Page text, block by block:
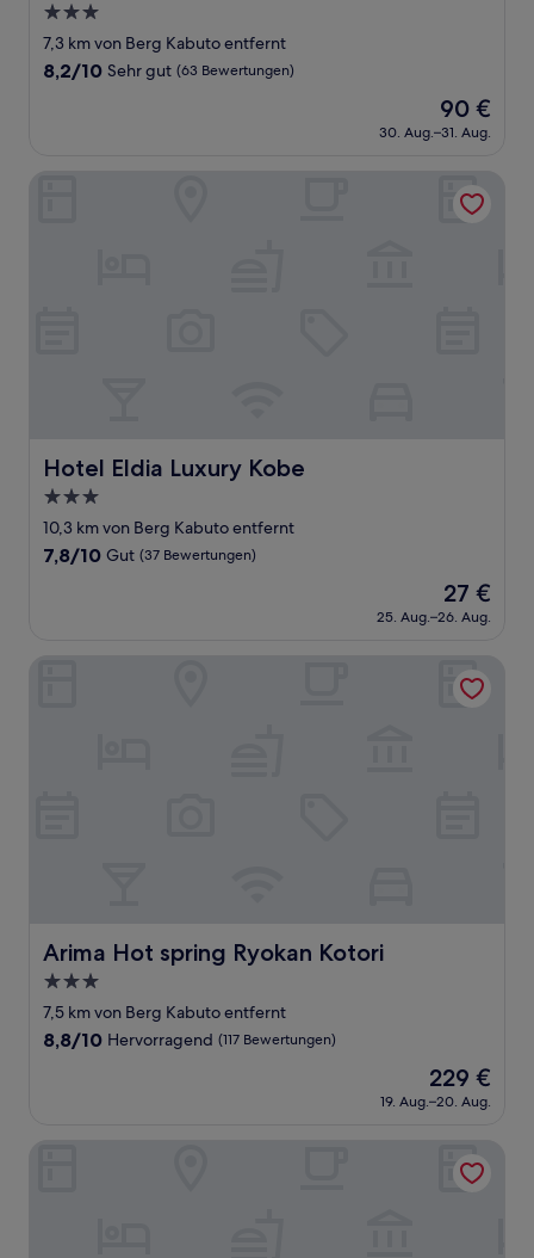
3.0-
Sterne-
Unterkunft
7,3 km von Berg Kabuto entfernt
8.2
(63
8,2/10 Sehr gut (63 Bewertungen)
Der
Preis
beträgt
90 €
30. Aug.–31. Aug.
Hotel Eldia Luxury Kobe
Hotel Eldia Luxury Kobe
3.0-
Sterne-
Unterkunft
10,3 km von Berg Kabuto entfernt
7.8
Bewertungen)
7,8/10 Gut (37 Bewertungen)
Der
Preis
beträgt
27 €
25. Aug.–26. Aug.
Arima Hot spring Ryokan Kotori
Arima Hot spring Ryokan Kotori
3.0-
Sterne-
Unterkunft
7,5 km von Berg Kabuto entfernt
8.8
Bewertungen)
8,8/10 Hervorragend (117 Bewertungen)
Der
Preis
beträgt
229 €
19. Aug.–20. Aug.